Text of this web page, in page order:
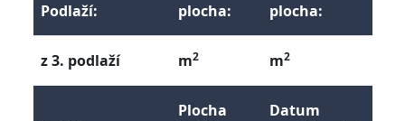
Podlaží:
plocha:
plocha:
z 3. podlaží m2 m2
Plocha
Datum